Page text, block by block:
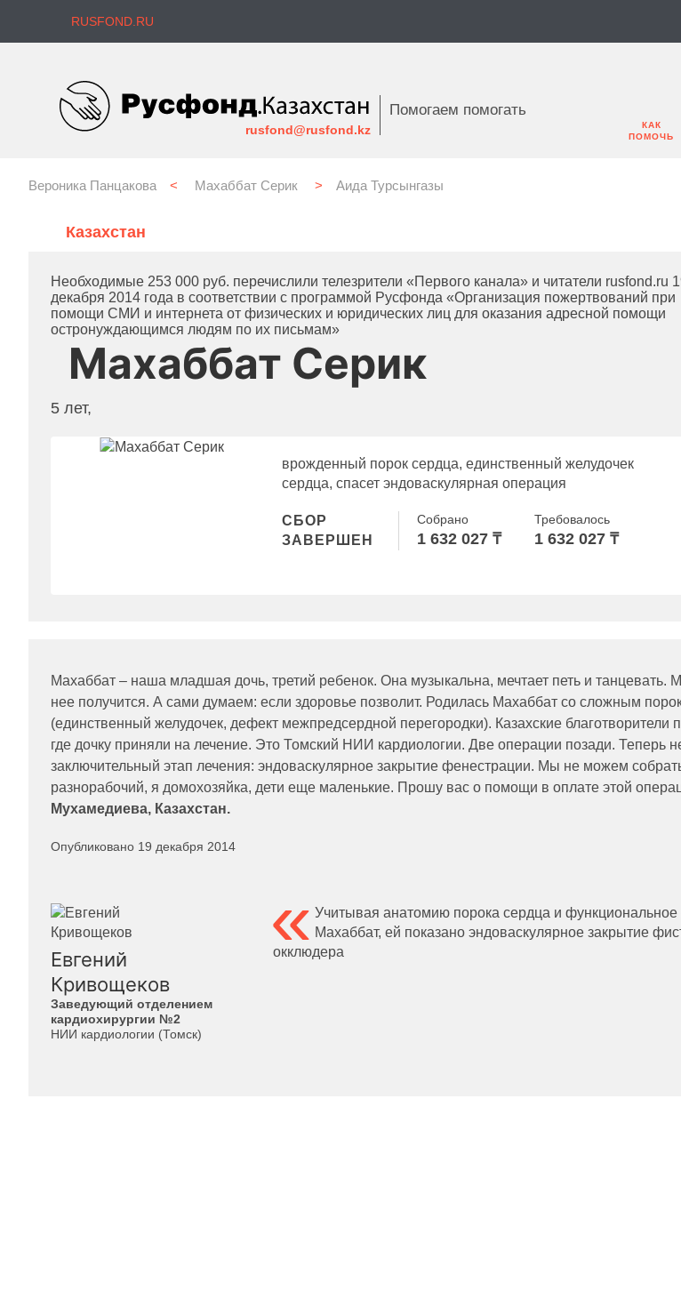
RUSFOND.RU
Помогаем помогать
rusfond@rusfond.kz
КАК
ПОМОЧЬ
Вероника Панцакова < Махаббат Серик > Аида Турсынгазы
Казахстан
Махаббат Серик
5 лет,
врожденный порок сердца, единственный желудочек
сердца, спасет эндоваскулярная операция
СБОР
ЗАВЕРШЕН
Собрано
1 632 027 ₸
Требовалось
1 632 027 ₸
Необходимые 253 000 руб. перечислили телезрители «Первого канала» и читатели rusfond.ru
декабря 2014 года в соответствии с программой Русфонда «Организация пожертвований при
помощи СМИ и интернета от физических и юридических лиц для оказания адресной помощи
остронуждающимся людям по их письмам»
Махаббат – наша младшая дочь, третий ребенок. Она музыкальна, мечтает петь и танцевать.
нее получится. А сами думаем: если здоровье позволит. Родилась Махаббат со сложным
(единственный желудочек, дефект межпредсердной перегородки). Казахские благотворители
где дочку приняли на лечение. Это Томский НИИ кардиологии. Две операции позади. Теперь
заключительный этап лечения: эндоваскулярное закрытие фенестрации. Мы не можем
разнорабочий, я домохозяйка, дети еще маленькие. Прошу вас о помощи в оплате этой
Мухамедиева, Казахстан.
Опубликовано 19 декабря 2014
Евгений
Кривощеков
Заведующий отделением
кардиохирургии №2
НИИ кардиологии (Томск)
Учитывая анатомию порока сердца и функциональное
Махаббат, ей показано эндоваскулярное закрытие
окклюдера